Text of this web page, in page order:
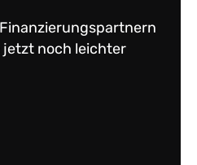
jetzt noch leichter